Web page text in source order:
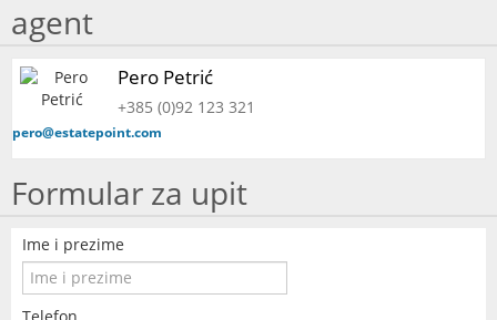
agent
Pero Petrić
+385 (0)92 123 321
pero@estatepoint.com
Formular za upit
Ime i prezime